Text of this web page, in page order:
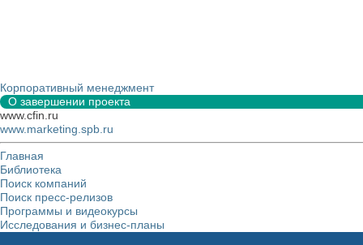
Корпоративный менеджмент
О завершении проекта
www.cfin.ru
www.marketing.spb.ru
Главная
Библиотека
Поиск компаний
Поиск пресс-релизов
Программы и видеокурсы
Исследования и бизнес-планы